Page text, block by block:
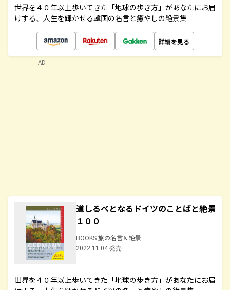
世界を４０年以上歩いてきた「地球の歩き方」があなたにお届
けする、人生を輝かせる韓国の名言と癒やしの絶景集
詳細を見る
道しるべとなるドイツのことばと絶景
１００
BOOKS 旅の名言＆絶景
2022.11.04 発売
世界を４０年以上歩いてきた「地球の歩き方」があなたにお届
AD